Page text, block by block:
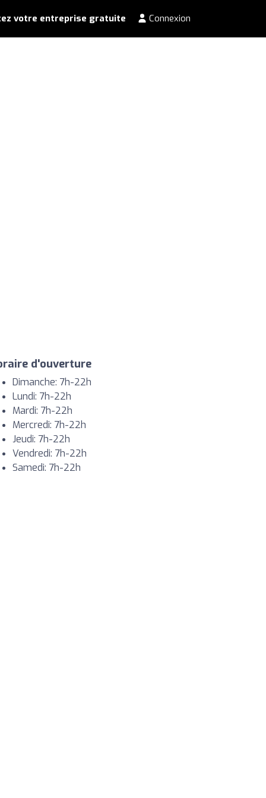
votre entreprise gratuite Connexion
d'ouverture
Dimanche: 7h-22h
Lundi: 7h-22h
Mardi: 7h-22h
Mercredi: 7h-22h
Jeudi: 7h-22h
Vendredi: 7h-22h
Samedi: 7h-22h